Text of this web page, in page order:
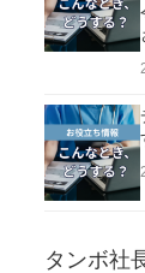
タンボ社